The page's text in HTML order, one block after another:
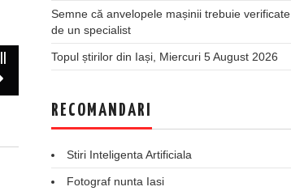
Semne că anvelopele mașinii trebuie verificate
de un specialist
Topul știrilor din Iași, Miercuri 5 August 2026
RECOMANDARI
Stiri Inteligenta Artificiala
Fotograf nunta Iasi